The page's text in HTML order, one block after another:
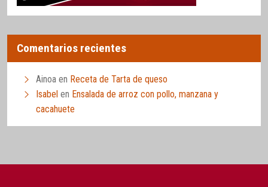
Comentarios recientes
Ainoa en Receta de Tarta de queso
Isabel en Ensalada de arroz con pollo, manzana y
cacahuete